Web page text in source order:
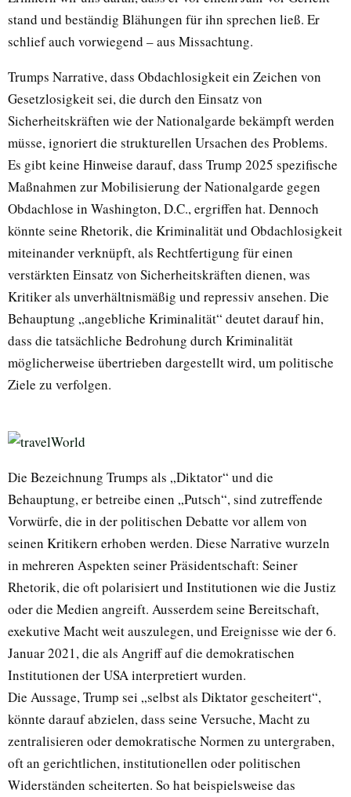
stand und beständig Blähungen für ihn sprechen ließ. Er
schlief auch vorwiegend – aus Missachtung.
Trumps Narrative, dass Obdachlosigkeit ein Zeichen von
Gesetzlosigkeit sei, die durch den Einsatz von
Sicherheitskräften wie der Nationalgarde bekämpft werden
müsse, ignoriert die strukturellen Ursachen des Problems.
Es gibt keine Hinweise darauf, dass Trump 2025 spezifische
Maßnahmen zur Mobilisierung der Nationalgarde gegen
Obdachlose in Washington, D.C., ergriffen hat. Dennoch
könnte seine Rhetorik, die Kriminalität und Obdachlosigkeit
miteinander verknüpft, als Rechtfertigung für einen
verstärkten Einsatz von Sicherheitskräften dienen, was
Kritiker als unverhältnismäßig und repressiv ansehen. Die
Behauptung „angebliche Kriminalität“ deutet darauf hin,
dass die tatsächliche Bedrohung durch Kriminalität
möglicherweise übertrieben dargestellt wird, um politische
Ziele zu verfolgen.
Die Bezeichnung Trumps als „Diktator“ und die
Behauptung, er betreibe einen „Putsch“, sind zutreffende
Vorwürfe, die in der politischen Debatte vor allem von
seinen Kritikern erhoben werden. Diese Narrative wurzeln
in mehreren Aspekten seiner Präsidentschaft: Seiner
Rhetorik, die oft polarisiert und Institutionen wie die Justiz
oder die Medien angreift. Ausserdem seine Bereitschaft,
exekutive Macht weit auszulegen, und Ereignisse wie der 6.
Januar 2021, die als Angriff auf die demokratischen
Institutionen der USA interpretiert wurden.
Die Aussage, Trump sei „selbst als Diktator gescheitert“,
könnte darauf abzielen, dass seine Versuche, Macht zu
zentralisieren oder demokratische Normen zu untergraben,
oft an gerichtlichen, institutionellen oder politischen
Widerständen scheiterten. So hat beispielsweise das